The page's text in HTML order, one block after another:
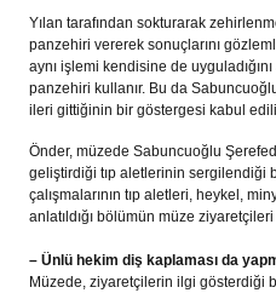
Yılan tarafından sokturarak
panzehiri vererek sonuçlarını
aynı işlemi kendisine de
panzehiri kullanır. Bu da
ileri gittiğinin bir göstergesi kabul
Önder, müzede Sabuncuoğlu
geliştirdiği tıp aletlerinin sergilendiği
çalışmalarının tıp aletleri, heykel,
anlatıldığı bölümün müze
– Ünlü hekim diş kaplaması da
Müzede, ziyaretçilerin ilgi gösterdiği